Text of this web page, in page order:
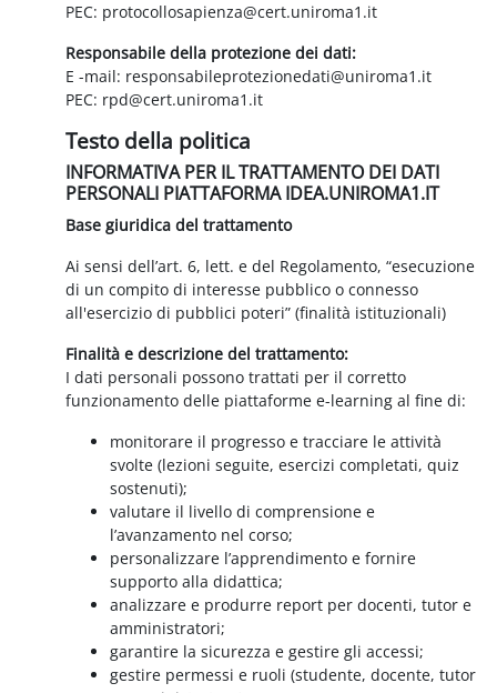
PEC: protocollosapienza@cert.uniroma1.it
Responsabile della protezione dei dati:
E -mail: responsabileprotezionedati@uniroma1.it
PEC: rpd@cert.uniroma1.it
Testo della politica
INFORMATIVA PER IL TRATTAMENTO DEI DATI
PERSONALI PIATTAFORMA IDEA.UNIROMA1.IT
Base giuridica del trattamento
Ai sensi dell’art. 6, lett. e del Regolamento, “esecuzione
di un compito di interesse pubblico o connesso
all'esercizio di pubblici poteri” (finalità istituzionali)
Finalità e descrizione del trattamento:
I dati personali possono trattati per il corretto
funzionamento delle piattaforme e-learning al fine di:
monitorare il progresso e tracciare le attività
svolte (lezioni seguite, esercizi completati, quiz
sostenuti);
valutare il livello di comprensione e
l’avanzamento nel corso;
personalizzare l’apprendimento e fornire
supporto alla didattica;
analizzare e produrre report per docenti, tutor e
amministratori;
garantire la sicurezza e gestire gli accessi;
gestire permessi e ruoli (studente, docente, tutor